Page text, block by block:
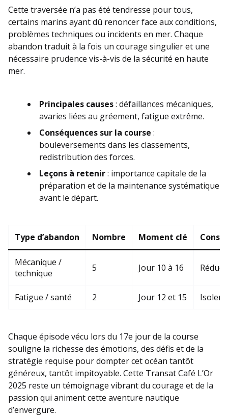
Cette traversée n’a pas été tendresse pour tous,
certains marins ayant dû renoncer face aux conditions,
problèmes techniques ou incidents en mer. Chaque
abandon traduit à la fois un courage singulier et une
nécessaire prudence vis-à-vis de la sécurité en haute
mer.
Principales causes: défaillances mécaniques,
avaries liées au gréement, fatigue extrême.
Conséquences sur la course :
bouleversements dans les classements,
redistribution des forces.
Leçons à retenir: importance capitale de la
préparation et de la maintenance systématique
avant le départ.
Type d’abandon Nombre Moment clé
Mécanique /
technique
5 Jour 10 à 16
Fatigue / santé 2 Jour 12 et 15
Chaque épisode vécu lors du 17e jour de la course
souligne la richesse des émotions, des défis et de la
stratégie requise pour dompter cet océan tantôt
généreux, tantôt impitoyable. Cette Transat Café L’Or
2025 reste un témoignage vibrant du courage et de la
passion qui animent cette aventure nautique
d’envergure.